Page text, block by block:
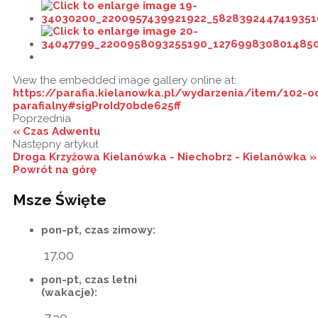
View the embedded image gallery online at:
https://parafia.kielanowka.pl/wydarzenia/item/102-
parafialny#sigProId70bde625ff
Poprzednia
« Czas Adwentu
Następny artykuł
Droga Krzyżowa Kielanówka - Niechobrz - Kielanówka »
Powrót na górę
Msze Święte
pon-pt, czas zimowy:
17.00
pon-pt, czas letni
(wakacje):